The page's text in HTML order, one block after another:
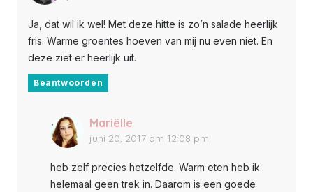
Ja, dat wil ik wel! Met deze hitte is zo’n salade heerlijk
fris. Warme groentes hoeven van mij nu even niet. En
deze ziet er heerlijk uit.
Beantwoorden
Mariëlle
juni 20, 2017 om 12:08 pm
heb zelf precies hetzelfde. Warm eten heb ik
helemaal geen trek in. Daarom is een goede